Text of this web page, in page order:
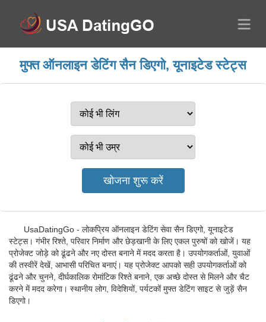
मुफ्त ऑनलाइन डेटिंग सैन डिएगो, यूनाइटेड स्टेट्स
UsaDatingGo - लोकप्रिय ऑनलाइन डेटिंग सेवा सैन डिएगो, यूनाइटेड
स्टेट्स। गंभीर रिश्ते, परिवार निर्माण और छेड़खानी के लिए एकल पुरुषों को खोजें। यह
प्रोजेक्ट जोड़े को ढूंढने और नए दोस्त बनाने में मदद करता है। उपयोगकर्ताओं, युवाओं
की तस्वीरें देखें, आभासी परिचित बनाएं। यह प्रोजेक्ट आपको सही उपयोगकर्ताओं को
ढूंढने और चुनने, दीर्घकालिक रोमांटिक रिश्ते बनाने, एक अच्छे दोस्त से मिलने और चैट
करने में मदद करेगा। स्थानीय लोग, विदेशियों, पर्यटकों मुफ्त डेटिंग साइट से जुड़ें सैन
डिएगो।